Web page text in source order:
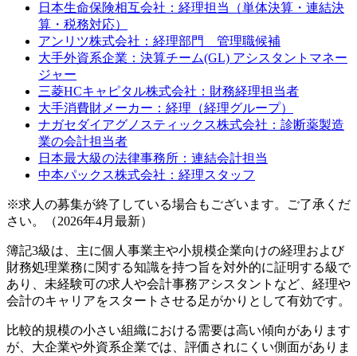
日本生命保険相互会社：経理担当（単体決算・連結決
算・税務対応）
アンリツ株式会社：経理部門 管理職候補
大手外資系企業：決算チーム(GL) アシスタントマネー
ジャー
三菱HCキャピタル株式会社：財務経理担当者
大手消費財メーカー：経理（経理グループ）
ナガセダイアグノスティックス株式会社：診断薬製造
業の会計担当者
日本最大級の法律事務所：連結会計担当
中本パックス株式会社：経理スタッフ
※求人の募集が終了している場合もございます。ご了承くだ
さい。（2026年4月最新）
簿記3級は、主に個人事業主や小規模企業向けの経理および
財務処理業務に関する知識を持つ旨を対外的に証明する級で
あり、未経験可の求人や会計事務アシスタントなど、経理や
会計のキャリアをスタートさせる足がかりとして有効です。
比較的規模の小さい組織における需要は高い傾向があります
が、大企業や外資系企業では、評価されにくい側面がありま